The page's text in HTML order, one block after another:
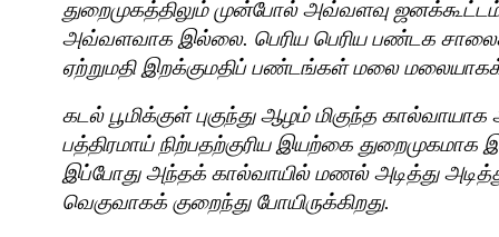
துறைமுகத்திலும் முன்போல் அவ்வளவு
அவ்வளவாக இல்லை. பெரிய பெரிய பண்டக
ஏற்றுமதி இறக்குமதிப் பண்டங்கள் மலை மலையாகக்
கடல் பூமிக்குள் புகுந்து ஆழம் மிகுந்த
பத்திரமாய் நிற்பதற்குரிய இயற்கை
இப்போது அந்தக் கால்வாயில் மணல் அடித்து
வெகுவாகக் குறைந்து போயிருக்கிறது.